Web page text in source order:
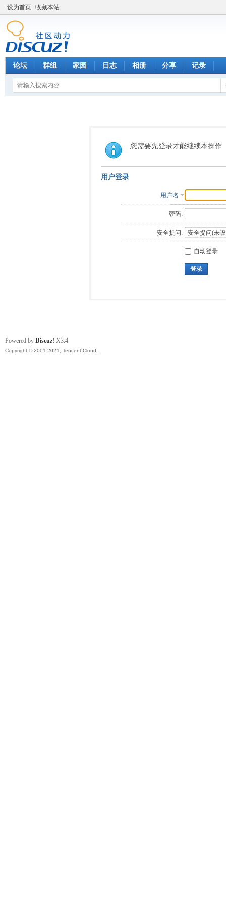
设为首页 收藏本站
论坛 群组 家园 日志 相册 分享 记录
您需要先登录才能继续本操作
用户登录
用户名
密码:
安全提问:
自动登录
登录
Powered by Discuz! X3.4
Copyright © 2001-2021, Tencent Cloud.